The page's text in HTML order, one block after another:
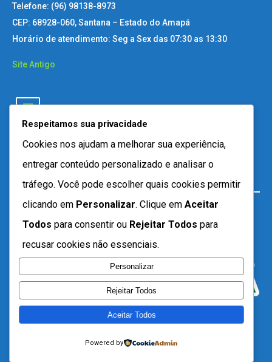
Telefone: (96) 98138-8973
CEP: 68928-060, Santana – Estado do Amapá
Horário de atendimento: Seg a Sex das 07:30 as 13:30
Site Antigo
Respeitamos sua privacidade
Cookies nos ajudam a melhorar sua experiência,
entregar conteúdo personalizado e analisar o
tráfego. Você pode escolher quais cookies permitir
clicando em Personalizar. Clique em Aceitar
Todos para consentir ou Rejeitar Todos para
recusar cookies não essenciais.
Personalizar
Rejeitar Todos
Aceitar Todos
Powered by